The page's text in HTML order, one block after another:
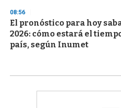
08:56
El pronóstico para hoy
2026: cómo estará el
país, según Inumet